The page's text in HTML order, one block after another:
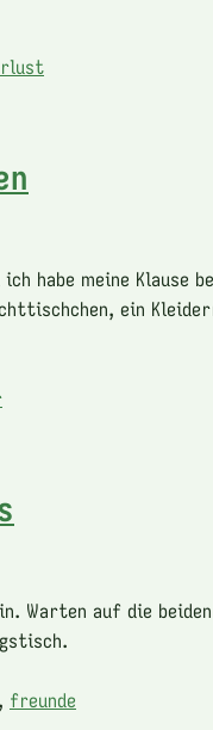
ich habe meine
ein
Warten auf die
, freunde